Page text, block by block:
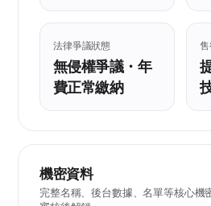
法律爭議狀態
無侵權爭議・年
費正常繳納
售
機密資料
完整名稱、後台數據、名單等核心機